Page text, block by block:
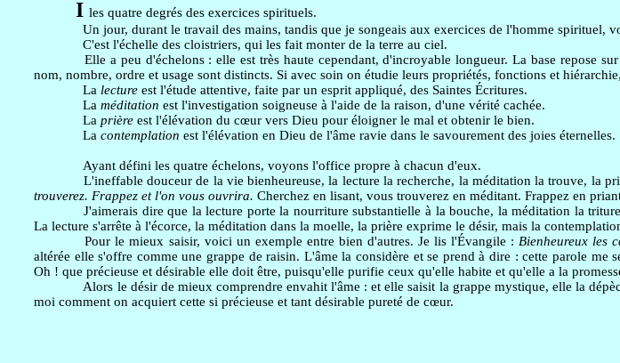
Iles quatre degrés des exercices spirituels.
Un jour, durant le travail des mains, tandis que je songeais aux exercices de l'homme
C'est l'échelle des cloistriers, qui les fait monter de la terre au ciel.
Elle a peu d'échelons : elle est très haute cependant, d'incroyable longueur. La base repose
nom, nombre, ordre et usage sont distincts. Si avec soin on étudie leurs propriétés, fonctions et
La lecture est l'étude attentive, faite par un esprit appliqué, des Saintes Écritures.
Laméditation est l'investigation soigneuse à l'aide de la raison, d'une vérité cachée.
Laprière est l'élévation du cœur vers Dieu pour éloigner le mal et obtenir le bien.
Lacontemplation est l'élévation en Dieu de l'âme ravie dans le savourement des joies éternelles.
Ayant défini les quatre échelons, voyons l'office propre à chacun d'eux.
L'ineffable douceur de la vie bienheureuse, la lecture la recherche, la méditation la trouve, la
trouverez. Frappez et l'on vous ouvrira. Cherchez en lisant, vous trouverez en méditant. Frappez en
J'aimerais dire que la lecture porte la nourriture substantielle à la bouche, la méditation la
La lecture s'arrête à l'écorce, la méditation dans la moelle, la prière exprime le désir, mais la
Pour le mieux saisir, voici un exemple entre bien d'autres. Je lis l'Évangile : Bienheureux les
altérée elle s'offre comme une grappe de raisin. L'âme la considère et se prend à dire : cette parole
Oh ! que précieuse et désirable elle doit être, puisqu'elle purifie ceux qu'elle habite et qu'elle a la
Alors le désir de mieux comprendre envahit l'âme : et elle saisit la grappe mystique, elle la
moi comment on acquiert cette si précieuse et tant désirable pureté de cœur.